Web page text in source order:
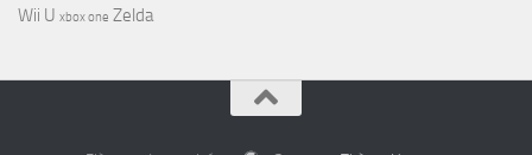
Wii U xbox one Zelda